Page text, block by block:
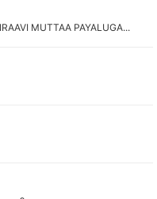
MUTTAA PAYALUGA...